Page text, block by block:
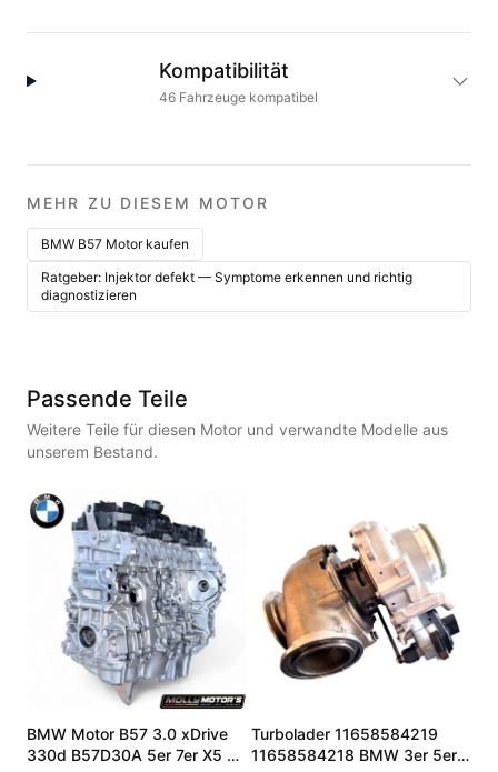
Kompatibilität
46 Fahrzeugekompatibel
MEHR ZU DIESEM MOTOR
BMW B57 Motor kaufen
Ratgeber: Injektor defekt — Symptome erkennen und richtig
diagnostizieren
Passende Teile
Weitere Teile für diesen Motor und verwandte Modelle aus
unserem Bestand.
BMW Motor B57 3.0 xDrive
330d B57D30A 5er 7er X5 X7
Turbolader 11658584219
11658584218 BMW 3er 5er